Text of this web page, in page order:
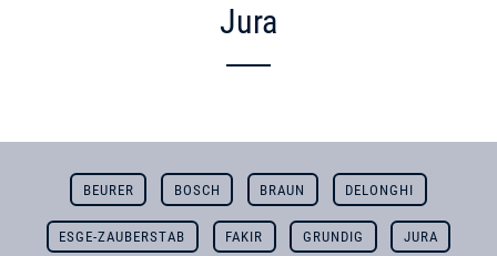
Jura
BEURER BOSCH BRAUN DELONGHI
ESGE-ZAUBERSTAB FAKIR GRUNDIG JURA